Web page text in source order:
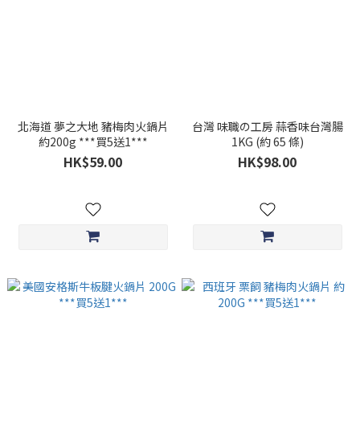
北海道 夢之大地 豬梅肉火鍋片
約200g ***買5送1***
HK$59.00
台灣 味職の工房 蒜香味台灣腸
1KG (約 65 條)
HK$98.00